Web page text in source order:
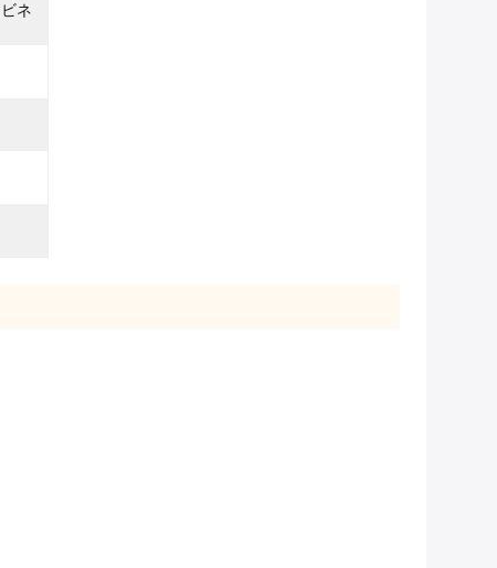
ネ